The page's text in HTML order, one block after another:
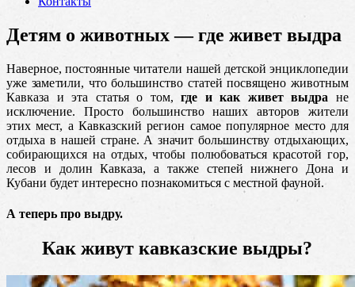
Детям о животных — где живет выдра
Наверное, постоянные читатели нашей детской энциклопедии
уже заметили, что большинство статей посвящено животным
Кавказа и эта статья о том,где и как живет выдра не
исключение. Просто большинство наших авторов жители
этих мест, а Кавказский регион самое популярное место для
отдыха в нашей стране. А значит большинству отдыхающих,
собирающихся на отдых, чтобы полюбоваться красотой гор,
лесов и долин Кавказа, а также степей нижнего Дона и
Кубани будет интересно познакомиться с местной фауной.
А теперь про выдру.
Как живут кавказские выдры?